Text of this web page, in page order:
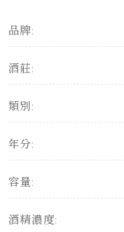
品牌:
酒莊:
類別:
年分:
容量:
酒精濃度: